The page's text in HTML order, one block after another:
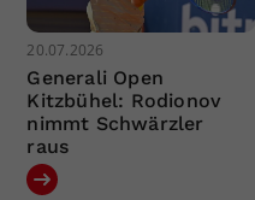
20.07.2026
Generali Open
Kitzbühel: Rodionov
nimmt Schwärzler
raus